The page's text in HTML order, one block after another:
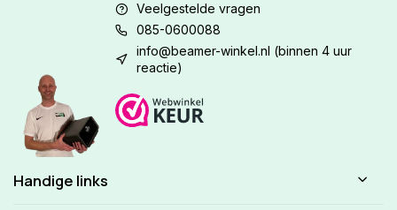
Veelgestelde vragen
085-0600088
info@beamer-winkel.nl (binnen 4 uur
reactie)
Handige links